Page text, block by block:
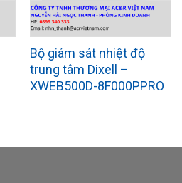
Bộ giám sát nhiệt độ
trung tâm Dixell –
XWEB500D-8F000PPRO